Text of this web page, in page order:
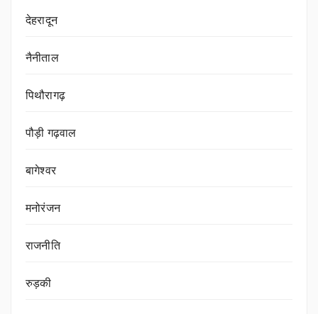
देहरादून
नैनीताल
पिथौरागढ़
पौड़ी गढ़वाल
बागेश्वर
मनोरंजन
राजनीति
रुड़की